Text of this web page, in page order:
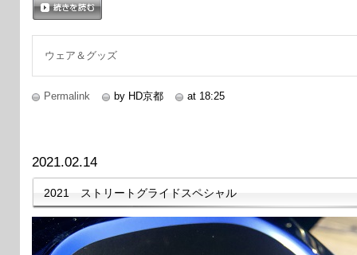
ウェア＆グッズ
Permalink by HD京都 at 18:25
2021.02.14
2021 ストリートグライドスペシャル